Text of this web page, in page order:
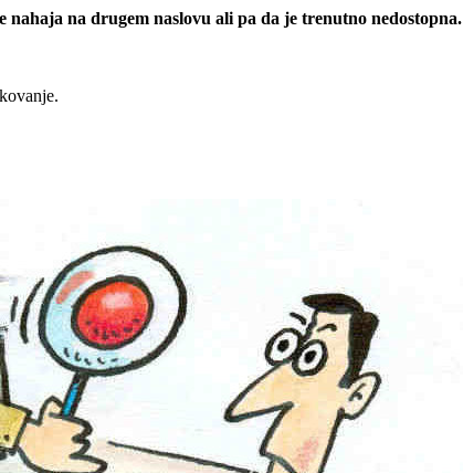
na drugem naslovu ali pa da je trenutno nedostopna.